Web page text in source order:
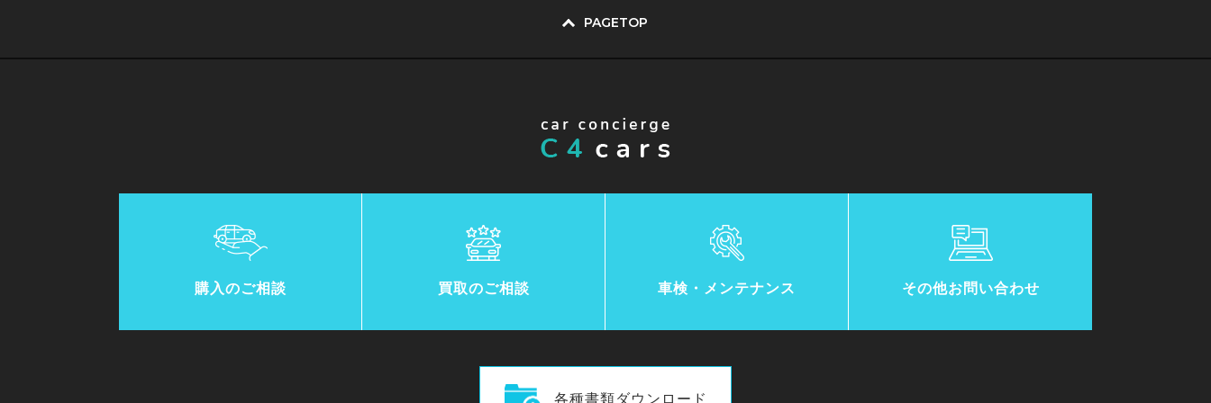
PAGETOP
購入のご相談 買取のご相談 車検・メンテナンス その他お問い合わせ
各種書類ダウンロード